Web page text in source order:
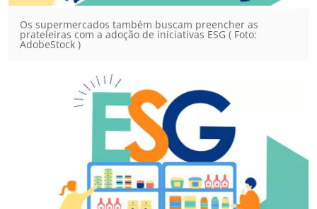
Os supermercados também buscam preencher as
prateleiras com a adoção de iniciativas ESG ( Foto:
AdobeStock )